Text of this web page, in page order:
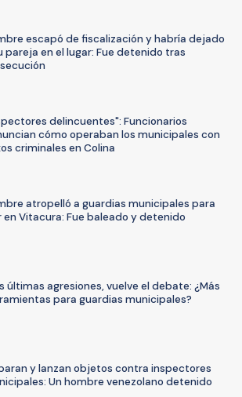
escapó de fiscalización y habría dejado
pareja en el lugar: Fue detenido tras
delincuentes": Funcionarios
cómo operaban los municipales con
criminales en Colina
atropelló a guardias municipales para
en Vitacura: Fue baleado y detenido
últimas agresiones, vuelve el debate: ¿Más
para guardias municipales?
y lanzan objetos contra inspectores
Un hombre venezolano detenido